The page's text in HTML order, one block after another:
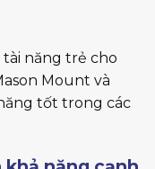
năng trẻ cho
Mount và
tốt trong các